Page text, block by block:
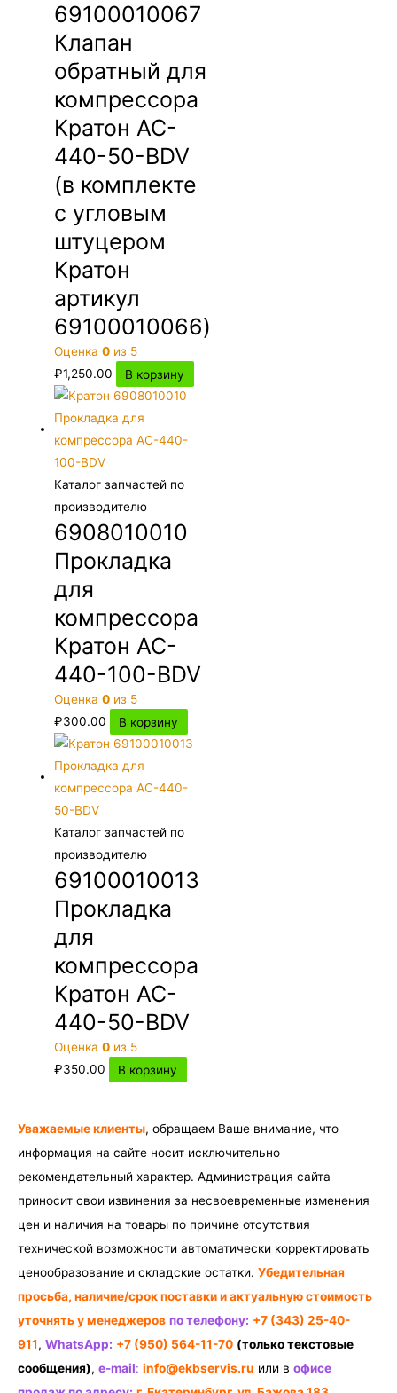
69100010067
Клапан
обратный для
компрессора
Кратон AC-
440-50-BDV
(в комплекте
с угловым
штуцером
Кратон
артикул
69100010066)
Оценка0 из 5
₽1,250.00 В корзину
Каталог запчастей по
производителю
6908010010
Прокладка
для
компрессора
Кратон AC-
440-100-BDV
Оценка0 из 5
₽300.00 В корзину
Каталог запчастей по
производителю
69100010013
Прокладка
для
компрессора
Кратон AC-
440-50-BDV
Оценка0 из 5
₽350.00 В корзину
Уважаемые клиенты, обращаем Ваше внимание, что
информация на сайте носит исключительно
рекомендательный характер. Администрация сайта
приносит свои извинения за несвоевременные изменения
цен и наличия на товары по причине отсутствия
технической возможности автоматически корректировать
ценообразование и складские остатки. Убедительная
просьба, наличие/срок поставки и актуальную стоимость
уточнять у менеджеров по телефону: +7 (343) 25-40-
911, WhatsApp: +7 (950) 564-11-70 (только текстовые
сообщения), e-mail: info@ekbservis.ru или в офисе